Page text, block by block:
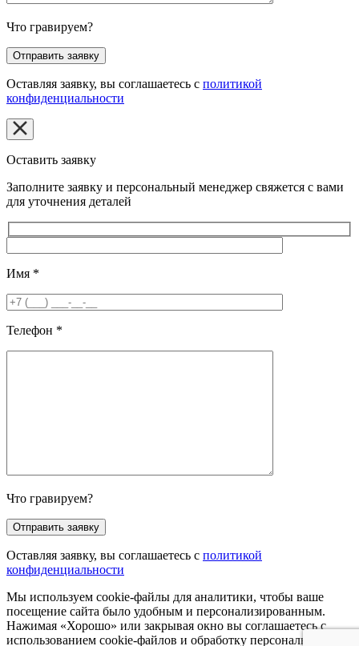
Что гравируем?
Оставляя заявку, вы соглашаетесь с политикой
конфиденциальности
Оставить заявку
Заполните заявку и персональный менеджер свяжется с вами
для уточнения деталей
Имя *
Телефон *
Что гравируем?
Оставляя заявку, вы соглашаетесь с политикой
конфиденциальности
Мы используем cookie-файлы для аналитики, чтобы ваше
посещение сайта было удобным и персонализированным.
Нажимая «Хорошо» или закрывая окно вы соглашаетесь с
использованием cookie-файлов и обработку персональных